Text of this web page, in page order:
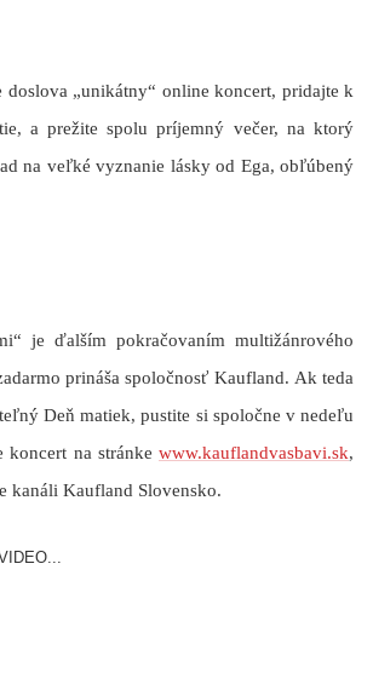
„unikátny“ online koncert, pridajte k
a prežite spolu príjemný večer, na ktorý
na veľké vyznanie lásky od Ega, obľúbený
je ďalším pokračovaním multižánrového
prináša spoločnosť Kaufland. Ak teda
Deň matiek,pustite si spoločne v nedeľu
koncert na stránke www.kauflandvasbavi.sk,
kanáli Kaufland Slovensko.